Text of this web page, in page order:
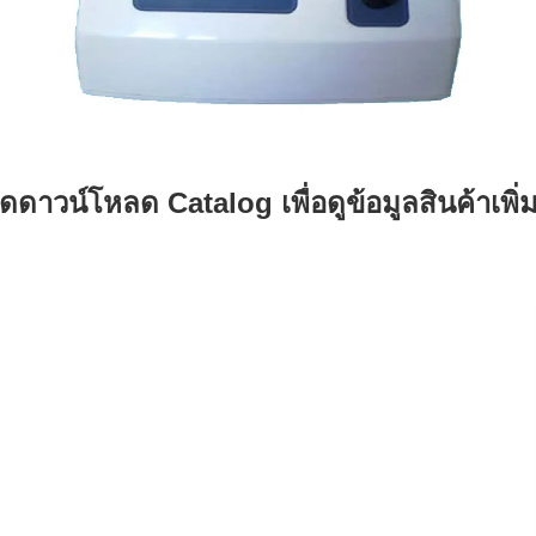
ดาวน์โหลด Catalog เพื่อดูข้อมูลสินค้าเพิ่